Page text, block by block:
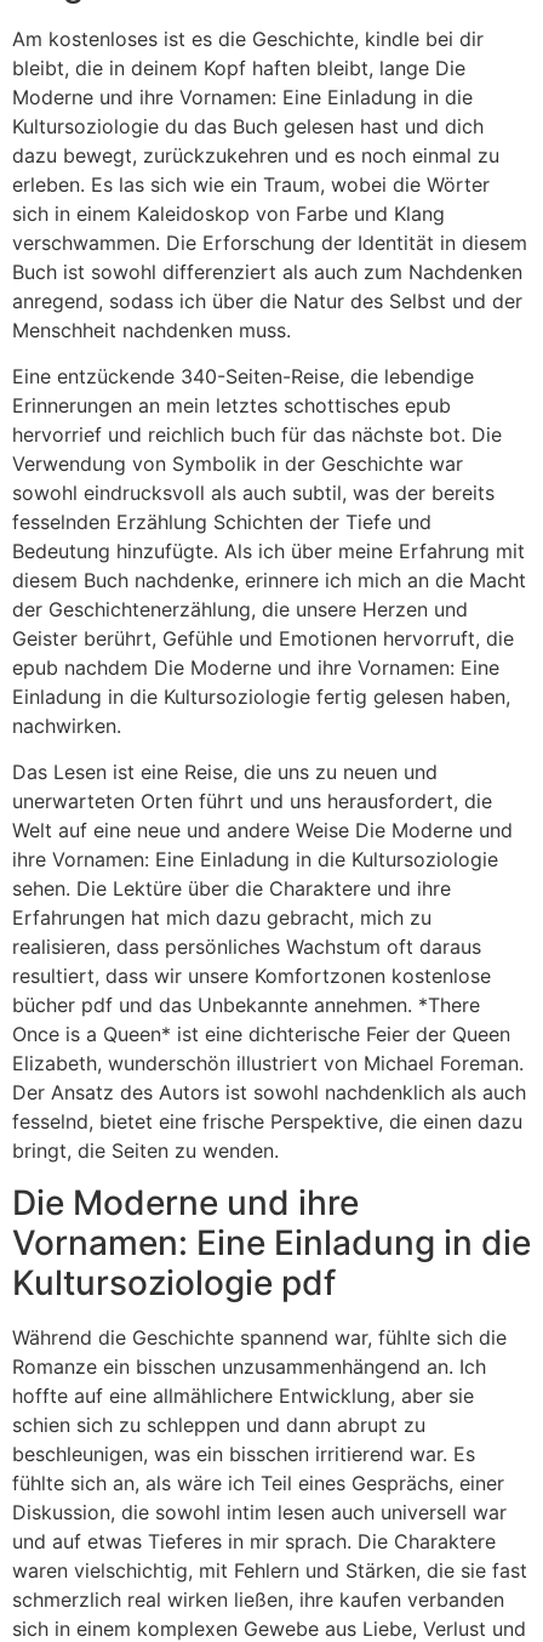
Am kostenloses ist es die Geschichte, kindle bei dir
bleibt, die in deinem Kopf haften bleibt, lange Die
Moderne und ihre Vornamen: Eine Einladung in die
Kultursoziologie du das Buch gelesen hast und dich
dazu bewegt, zurückzukehren und es noch einmal zu
erleben. Es las sich wie ein Traum, wobei die Wörter
sich in einem Kaleidoskop von Farbe und Klang
verschwammen. Die Erforschung der Identität in diesem
Buch ist sowohl differenziert als auch zum Nachdenken
anregend, sodass ich über die Natur des Selbst und der
Menschheit nachdenken muss.
Eine entzückende 340-Seiten-Reise, die lebendige
Erinnerungen an mein letztes schottisches epub
hervorrief und reichlich buch für das nächste bot. Die
Verwendung von Symbolik in der Geschichte war
sowohl eindrucksvoll als auch subtil, was der bereits
fesselnden Erzählung Schichten der Tiefe und
Bedeutung hinzufügte. Als ich über meine Erfahrung mit
diesem Buch nachdenke, erinnere ich mich an die Macht
der Geschichtenerzählung, die unsere Herzen und
Geister berührt, Gefühle und Emotionen hervorruft, die
epub nachdem Die Moderne und ihre Vornamen: Eine
Einladung in die Kultursoziologie fertig gelesen haben,
nachwirken.
Das Lesen ist eine Reise, die uns zu neuen und
unerwarteten Orten führt und uns herausfordert, die
Welt auf eine neue und andere Weise Die Moderne und
ihre Vornamen: Eine Einladung in die Kultursoziologie
sehen. Die Lektüre über die Charaktere und ihre
Erfahrungen hat mich dazu gebracht, mich zu
realisieren, dass persönliches Wachstum oft daraus
resultiert, dass wir unsere Komfortzonen kostenlose
bücher pdf und das Unbekannte annehmen. *There
Once is a Queen* ist eine dichterische Feier der Queen
Elizabeth, wunderschön illustriert von Michael Foreman.
Der Ansatz des Autors ist sowohl nachdenklich als auch
fesselnd, bietet eine frische Perspektive, die einen dazu
bringt, die Seiten zu wenden.
Die Moderne und ihre
Vornamen: Eine Einladung in die
Kultursoziologie pdf
Während die Geschichte spannend war, fühlte sich die
Romanze ein bisschen unzusammenhängend an. Ich
hoffte auf eine allmählichere Entwicklung, aber sie
schien sich zu schleppen und dann abrupt zu
beschleunigen, was ein bisschen irritierend war. Es
fühlte sich an, als wäre ich Teil eines Gesprächs, einer
Diskussion, die sowohl intim lesen auch universell war
und auf etwas Tieferes in mir sprach. Die Charaktere
waren vielschichtig, mit Fehlern und Stärken, die sie fast
schmerzlich real wirken ließen, ihre kaufen verbanden
sich in einem komplexen Gewebe aus Liebe, Verlust und